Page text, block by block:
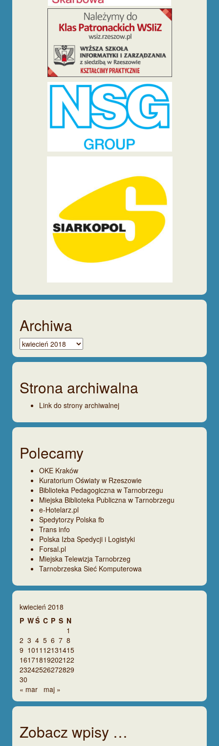
Archiwa
Archiwa
Strona archiwalna
Link do strony archiwalnej
Polecamy
OKE Kraków
Kuratorium Oświaty w Rzeszowie
Biblioteka Pedagogiczna w Tarnobrzegu
Miejska Biblioteka Publiczna w Tarnobrzegu
e-Hotelarz.pl
Spedytorzy Polska fb
Trans info
Polska Izba Spedycji i Logistyki
Forsal.pl
Miejska Telewizja Tarnobrzeg
Tarnobrzeska Sieć Komputerowa
kwiecień 2018
P WŚ C P S N
1
2 3 4 5 6 7 8
9 1011 12131415
16171819202122
23242526272829
30
« mar
maj »
Zobacz wpisy …